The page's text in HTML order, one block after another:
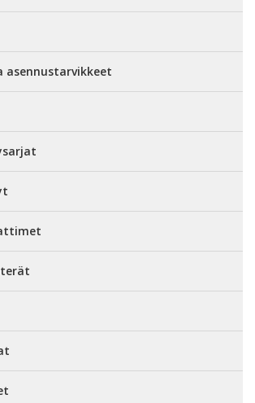
asennustarvikkeet